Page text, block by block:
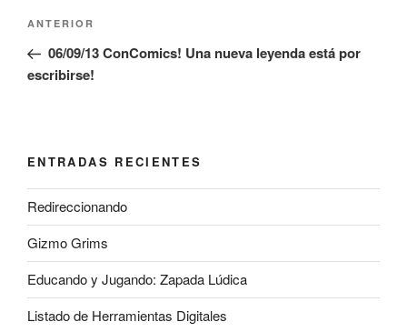
Navegación
entradas
Entrada
anterior:
ANTERIOR
06/09/13 ConComics! Una nueva leyenda está por
escribirse!
ENTRADAS RECIENTES
Redireccionando
Gizmo Grims
Educando y Jugando: Zapada Lúdica
Listado de Herramientas Digitales